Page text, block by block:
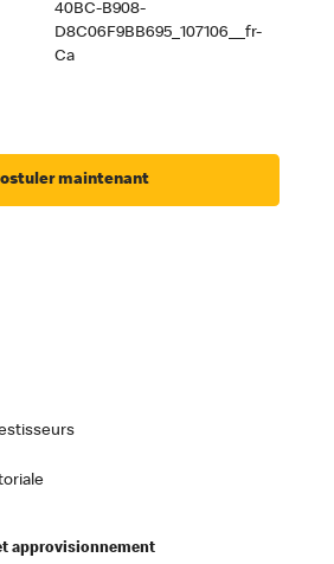
40BC-B908-
D8C06F9BB695_107106__fr-
Ca
maintenant
approvisionnement